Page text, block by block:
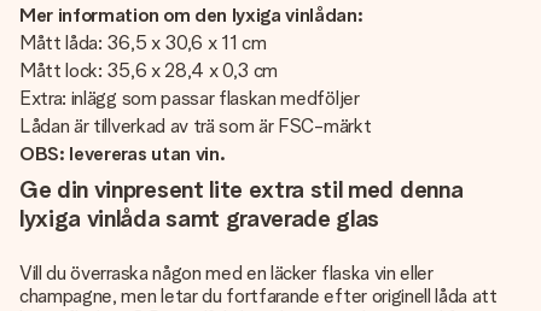
Mer information om den lyxiga vinlådan:
Mått låda: 36,5 x 30,6 x 11 cm
Mått lock: 35,6 x 28,4 x 0,3 cm
Extra: inlägg som passar flaskan medföljer
Lådan är tillverkad av trä som är FSC-märkt
OBS: levereras utan vin.
Ge din vinpresent lite extra stil med denna
lyxiga vinlåda samt graverade glas
Vill du överraska någon med en läcker flaska vin eller
champagne, men letar du fortfarande efter originell låda att